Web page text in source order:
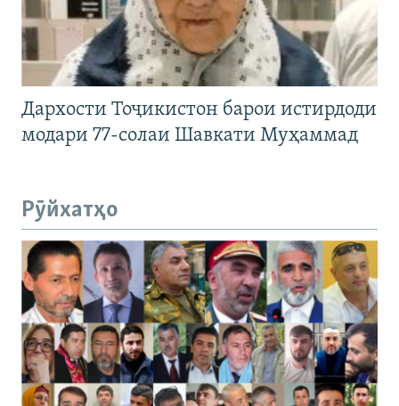
Дархости Тоҷикистон барои истирдоди
модари 77-солаи Шавкати Муҳаммад
Рӯйхатҳо